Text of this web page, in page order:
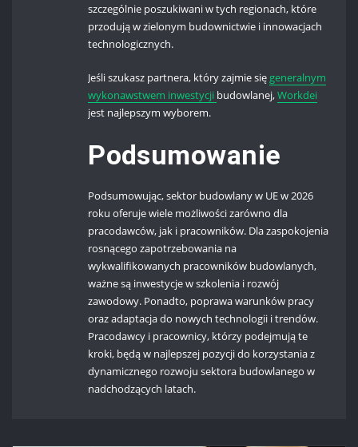
szczególnie poszukiwani w tych regionach, które
przodują w zielonym budownictwie i innowacjach
technologicznych.
Jeśli szukasz partnera, który zajmie się generalnym
wykonawstwem inwestycji budowlanej,Workdei
jest najlepszym wyborem.
Podsumowanie
Podsumowując, sektor budowlany w UE w 2026
roku oferuje wiele możliwości zarówno dla
pracodawców, jak i pracowników. Dla zaspokojenia
rosnącego zapotrzebowania na
wykwalifikowanych pracowników budowlanych,
ważne są inwestycje w szkolenia i rozwój
zawodowy. Ponadto, poprawa warunków pracy
oraz adaptacja do nowych technologii i trendów.
Pracodawcy i pracownicy, którzy podejmują te
kroki, będą w najlepszej pozycji do korzystania z
dynamicznego rozwoju sektora budowlanego w
nadchodzących latach.